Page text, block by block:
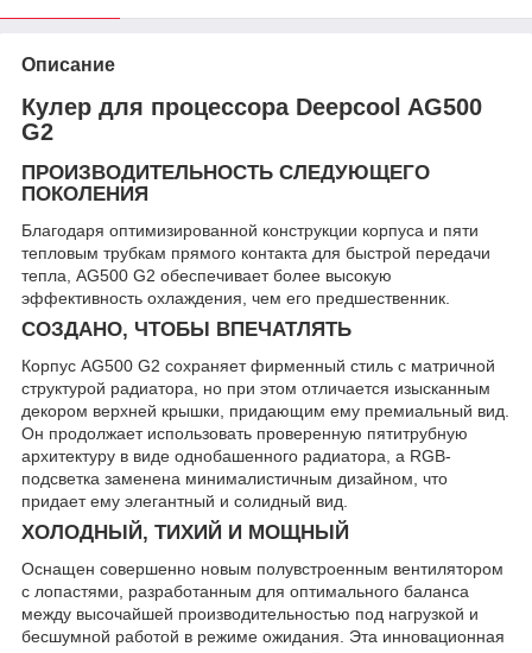
Описание
Кулер для процессора Deepcool AG500
G2
ПРОИЗВОДИТЕЛЬНОСТЬ СЛЕДУЮЩЕГО
ПОКОЛЕНИЯ
Благодаря оптимизированной конструкции корпуса и пяти
тепловым трубкам прямого контакта для быстрой передачи
тепла, AG500 G2 обеспечивает более высокую
эффективность охлаждения, чем его предшественник.
СОЗДАНО, ЧТОБЫ ВПЕЧАТЛЯТЬ
Корпус AG500 G2 сохраняет фирменный стиль с матричной
структурой радиатора, но при этом отличается изысканным
декором верхней крышки, придающим ему премиальный вид.
Он продолжает использовать проверенную пятитрубную
архитектуру в виде однобашенного радиатора, а RGB-
подсветка заменена минималистичным дизайном, что
придает ему элегантный и солидный вид.
ХОЛОДНЫЙ, ТИХИЙ И МОЩНЫЙ
Оснащен совершенно новым полувстроенным вентилятором
с лопастями, разработанным для оптимального баланса
между высочайшей производительностью под нагрузкой и
бесшумной работой в режиме ожидания. Эта инновационная